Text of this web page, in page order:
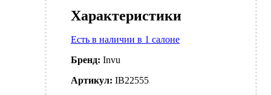
Характеристики
Есть в наличии в 1 салоне
Бренд: Invu
Артикул: IB22555